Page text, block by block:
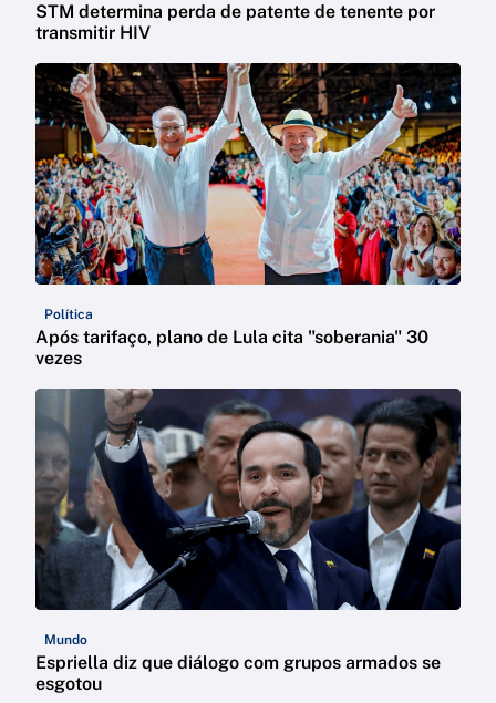
STM determina perda de patente de tenente por
transmitir HIV
Política
Após tarifaço, plano de Lula cita "soberania" 30
vezes
Mundo
Espriella diz que diálogo com grupos armados se
esgotou